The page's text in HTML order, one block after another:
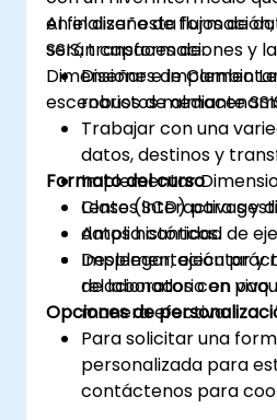
en el diseño de flujos de
SSIS, transformaciones y
Dimensiones de Cambio
escenarios de
Al finalizar esta
serán capaces de:
Diseñar e
robustos mediante
Trabajar con una
datos, destinos y
Implementar
Lento (SCD) para
datos históricos.
Desplegar, ejecutar y
relacionados con
manera efectiva.
Formato del curso
Clases interactivas y
Amplia cantidad de
Implementación
de laboratorio en vivo.
Opciones de
Para solicitar una
personalizada para
contáctenos para